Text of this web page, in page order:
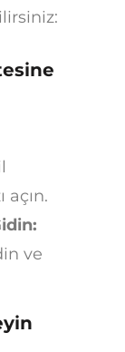
açın.
ve